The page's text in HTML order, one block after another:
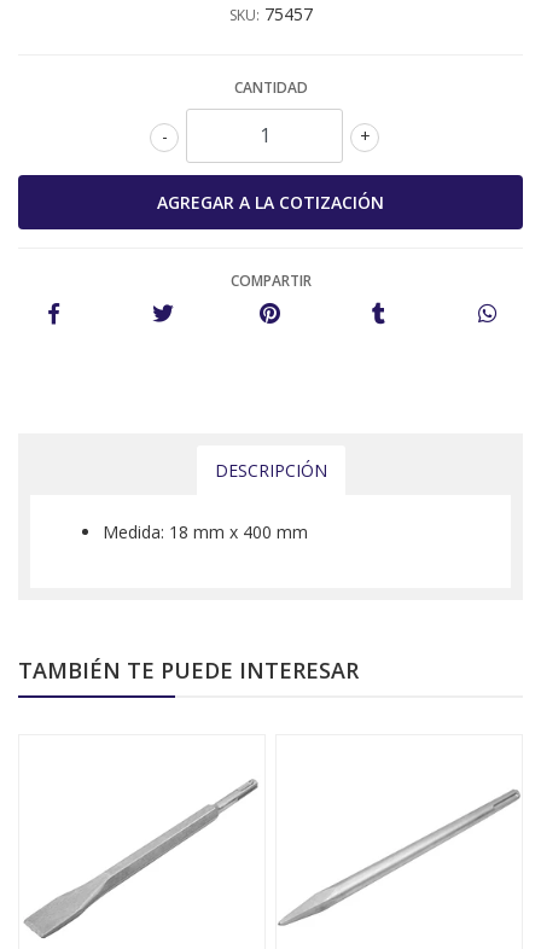
SKU: 75457
CANTIDAD
+
-
COMPARTIR
DESCRIPCIÓN
Medida: 18 mm x 400 mm
TAMBIÉN TE PUEDE INTERESAR